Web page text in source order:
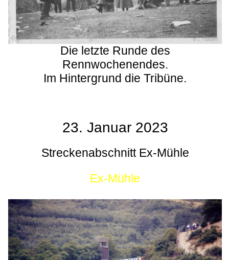
Die letzte Runde des
Rennwochenendes.
Im Hintergrund die Tribüne.
23. Januar 2023
Streckenabschnitt Ex-Mühle
Ex-Mühle